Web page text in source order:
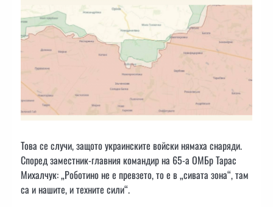
Това се случи, защото украинските войски нямаха снаряди.
Според заместник-главния командир на 65-а ОМБр Тарас
Михалчук: „Роботино не е превзето, то е в „сивата зона“, там
са и нашите, и техните сили“.